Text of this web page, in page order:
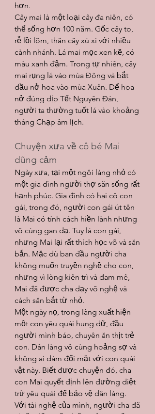
hơn.
Cây mai là một loại cây đa niên, có
thể sống hơn 100 năm. Gốc cây to,
rễ lồi lõm, thân cây xù xì với nhiều
cành nhánh. Lá mai mọc xen kẽ, có
màu xanh đậm. Trong tự nhiên, cây
mai rụng lá vào mùa Đông và bắt
đầu nở hoa vào mùa Xuân. Để hoa
nở đúng dịp Tết Nguyên Đán,
người ta thường tuốt lá vào khoảng
tháng Chạp âm lịch.
Chuyện xưa về cô bé Mai
dũng cảm
Ngày xưa, tại một ngôi làng nhỏ có
một gia đình người thợ săn sống rất
hạnh phúc. Gia đình có hai cô con
gái, trong đó, người con gái út tên
là Mai có tính cách hiền lành nhưng
vô cùng gan dạ. Tuy là con gái,
nhưng Mai lại rất thích học võ và săn
bắn. Mặc dù ban đầu người cha
không muốn truyền nghề cho con,
nhưng vì lòng kiên trì và đam mê,
Mai đã được cha dạy võ nghệ và
cách săn bắt từ nhỏ.
Một ngày nọ, trong làng xuất hiện
một con yêu quái hung dữ, đầu
người mình báo, chuyên ăn thịt trẻ
con. Dân làng vô cùng hoảng sợ và
không ai dám đối mặt với con quái
vật này. Biết được chuyện đó, cha
con Mai quyết định lên đường diệt
trừ yêu quái để bảo vệ dân làng.
Với tài nghệ của mình, người cha đã